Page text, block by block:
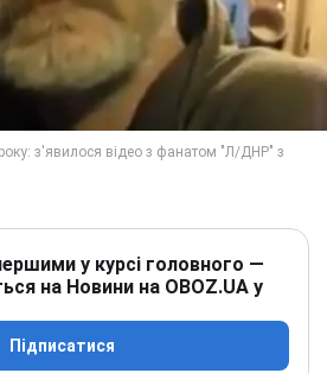
у курсі головного —
на Новини на OBOZ.UA у
Підписатися